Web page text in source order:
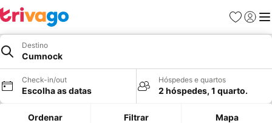
Favoritos
Iniciar
Destino
Cumnock
Check-in/out
Escolha as datas
Hóspedes e quartos
2 hóspedes, 1 quarto.
Ordenar Filtrar Mapa